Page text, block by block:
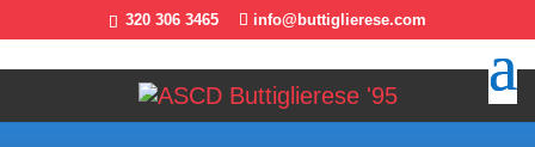
320 306 3465 info@buttiglierese.com